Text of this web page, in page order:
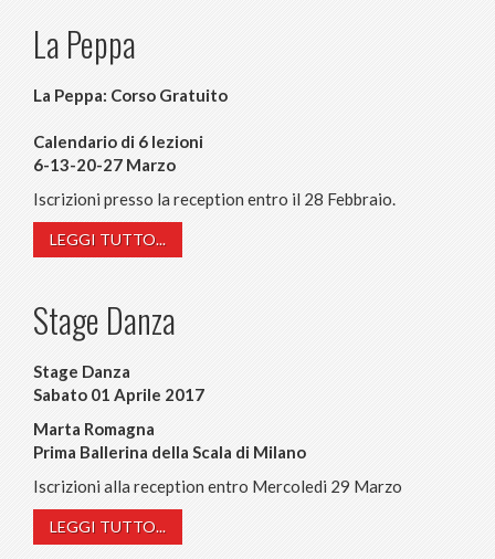
La Peppa
La Peppa: Corso Gratuito
Calendario di 6 lezioni
6-13-20-27 Marzo
Iscrizioni presso la reception entro il 28 Febbraio.
LEGGI TUTTO...
Stage Danza
Stage Danza
Sabato 01 Aprile 2017
Marta Romagna
Prima Ballerina della Scala di Milano
Iscrizioni alla reception entro Mercoledi 29 Marzo
LEGGI TUTTO...